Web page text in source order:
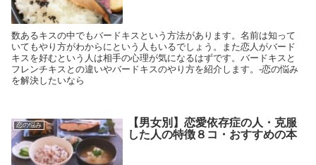
数あるキスの中でもバードキスという方法があります。名前は知って
いてもやり方がわからにという人もいるでしょう。また恋人がバード
キスを好むという人は相手の心理が気になるはずです。バードキスと
フレンチキスとの違いやバードキスのやり方を紹介します。-恋の悩み
を解決したいなら
恋の悩み
【男女別】恋愛依存症の人・克服
した人の特徴８コ・おすすめの本